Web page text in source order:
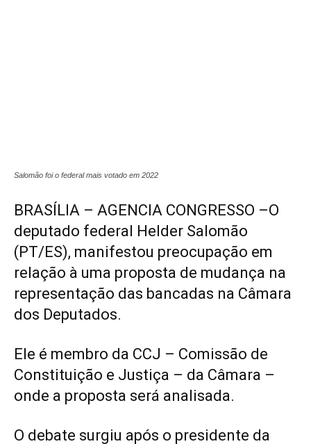
Salomão foi o federal mais votado em 2022
BRASÍLIA – AGENCIA CONGRESSO –O
deputado federal Helder Salomão
(PT/ES), manifestou preocupação em
relação à uma proposta de mudança na
representação das bancadas na Câmara
dos Deputados.
Ele é membro da CCJ – Comissão de
Constituição e Justiça – da Câmara –
onde a proposta será analisada.
O debate surgiu após o presidente da